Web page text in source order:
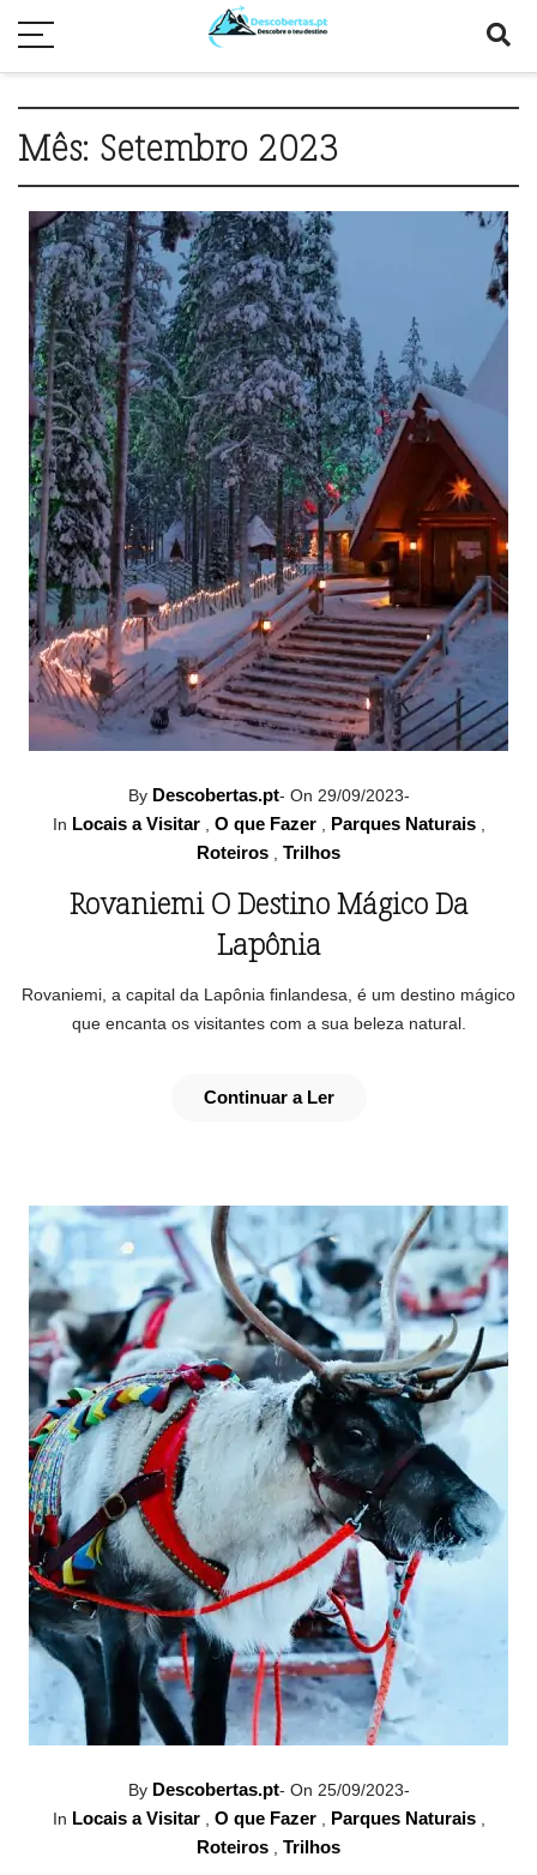
Mês: Setembro 2023
By Descobertas.pt- On 29/09/2023-
In Locais a Visitar, O que Fazer, Parques Naturais,
Roteiros Trilhos
Rovaniemi O Destino Mágico Da
Lapônia
Rovaniemi, a capital da Lapônia finlandesa, é um destino mágico
que encanta os visitantes com a sua beleza natural.
Continuar a Ler
By Descobertas.pt- On 25/09/2023-
In Locais a Visitar, O que Fazer, Parques Naturais,
Roteiros Trilhos